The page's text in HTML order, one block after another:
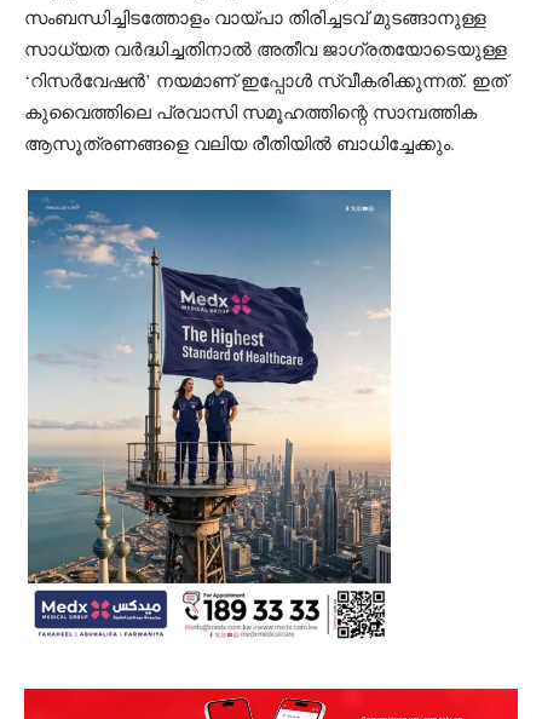
സംബന്ധിച്ചിടത്തോളം വായ്പാ തിരിച്ചടവ് മുടങ്ങാനുള്ള
സാധ്യത വർദ്ധിച്ചതിനാൽ അതീവ ജാഗ്രതയോടെയുള്ള
‘റിസർവേഷൻ’ നയമാണ് ഇപ്പോൾ സ്വീകരിക്കുന്നത്. ഇത്
കുവൈത്തിലെ പ്രവാസി സമൂഹത്തിന്റെ സാമ്പത്തിക
ആസൂത്രണങ്ങളെ വലിയ രീതിയിൽ ബാധിച്ചേക്കും.